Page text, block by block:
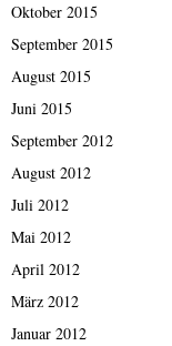
Oktober 2015
September 2015
August 2015
Juni 2015
September 2012
August 2012
Juli 2012
Mai 2012
April 2012
März 2012
Januar 2012